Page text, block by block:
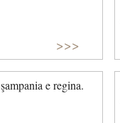
>>>
e regina.